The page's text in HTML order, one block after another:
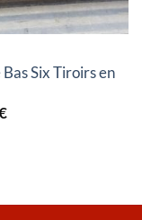
Six Tiroirs en